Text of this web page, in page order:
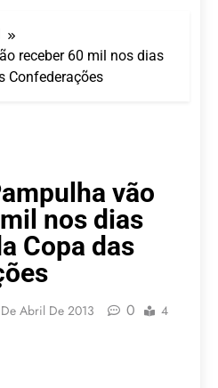
aeroportos da
Sul
De Agosto De 2026
Premium
fortalece
Paulo Ibirapuera
anuncia 42
na primeira fase
de operação do
Embraer 195-E2
5 De Agosto De 2026
retoma voos
entre Porto
e Montevidéu
dezembro
De Agosto De 2026
receber 60 mil nos dias
Confederações
vão
nos dias
Copa das
Abril De 2013 0
4